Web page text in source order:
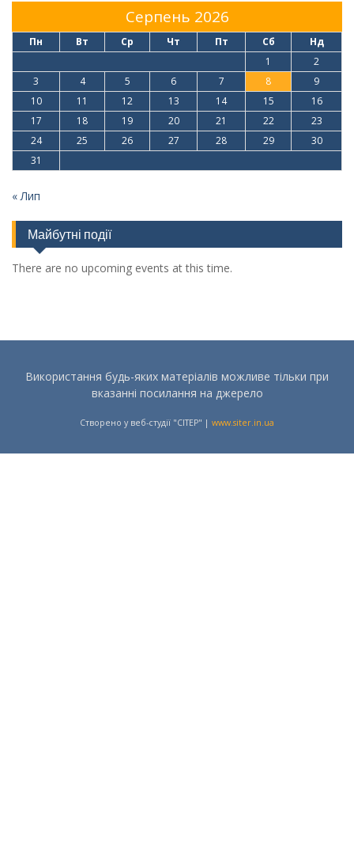
Серпень 2026
Пн Вт Ср Чт Пт Сб
Нд
1
2
3
4 5 6 7 8
9
10
11 12 13 14 15
16
17
18 19 20 21 22
23
24
25 26 27 28 29
30
31
« Лип
Майбутні події
There are no upcoming events at this time.
Використання будь-яких матеріалів можливе тільки при
вказанні посилання на джерело
Створено у веб-студії "СІТЕР" | www.siter.in.ua